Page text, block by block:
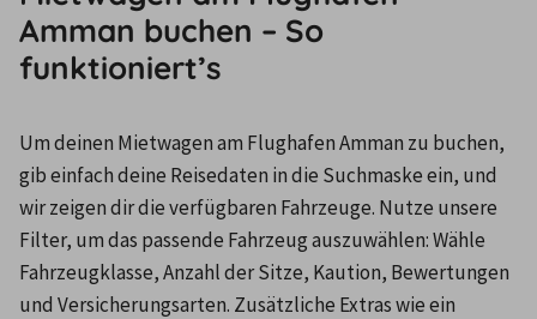
Amman buchen – So
funktioniert’s
Um deinen Mietwagen am Flughafen Amman zu buchen,
gib einfach deine Reisedaten in die Suchmaske ein, und
wir zeigen dir die verfügbaren Fahrzeuge. Nutze unsere
Filter, um das passende Fahrzeug auszuwählen: Wähle
Fahrzeugklasse, Anzahl der Sitze, Kaution, Bewertungen
und Versicherungsarten. Zusätzliche Extras wie ein